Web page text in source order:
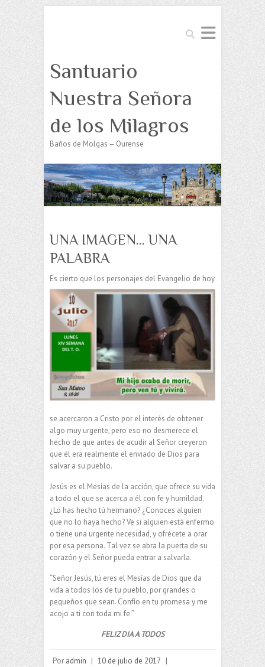
Buscar
Santuario
Nuestra Señora
de los Milagros
Baños de Molgas – Ourense
UNA IMAGEN… UNA
PALABRA
Es cierto que los personajes del Evangelio de hoy
se acercaron a Cristo por el interés de obtener
algo muy urgente, pero eso no desmerece el
hecho de que antes de acudir al Señor creyeron
que él era realmente el enviado de Dios para
salvar a su pueblo.
Jesús es el Mesías de la acción, que ofrece su vida
a todo el que se acerca a él con fe y humildad.
¿Lo has hecho tú hermano? ¿Conoces alguien
que no lo haya hecho? Ve si alguien está enfermo
o tiene una urgente necesidad, y ofrécete a orar
por esa persona. Tal vez se abra la puerta de su
corazón y el Señor pueda entrar a salvarla.
“Señor Jesús, tú eres el Mesías de Dios que da
vida a todos los de tu pueblo, por grandes o
pequeños que sean. Confío en tu promesa y me
acojo a ti con toda mi fe.”
FELIZ DIA A TODOS
Por admin | 10 de julio de 2017 |